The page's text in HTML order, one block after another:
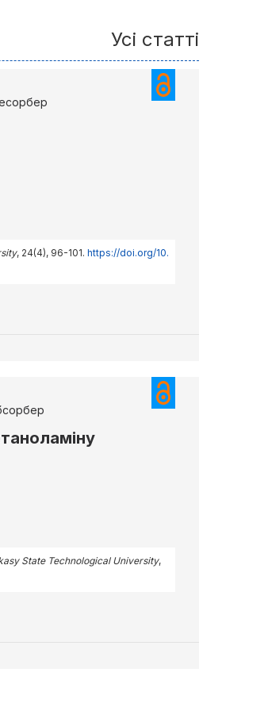
Усі статті
, 24(4), 96-101. https://doi.org/10.
State Technological University,